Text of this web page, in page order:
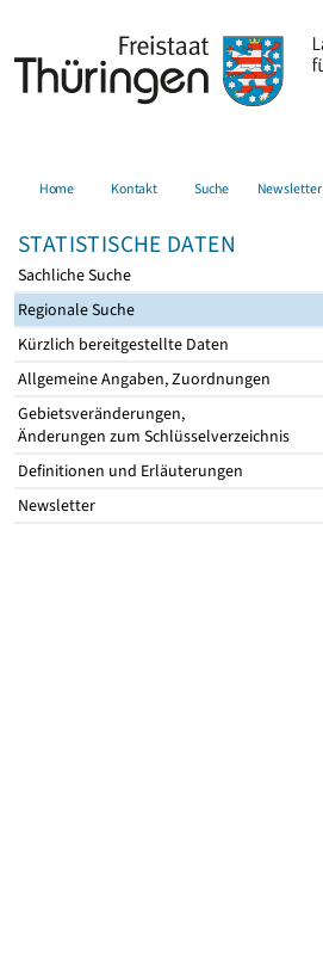
Home Kontakt Suche Newsletter
STATISTISCHE DATEN
Sachliche Suche
Regionale Suche
Kürzlich bereitgestellte Daten
Allgemeine Angaben, Zuordnungen
Gebietsveränderungen,
Änderungen zum Schlüsselverzeichnis
Definitionen und Erläuterungen
Newsletter